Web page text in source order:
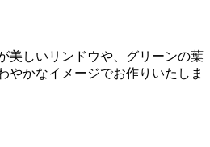
美しいリンドウや、グリーンの葉
やかなイメージでお作りいたしま